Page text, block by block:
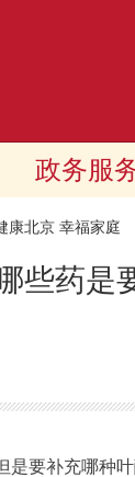
政务服
康北京 幸福家庭
些药是
要补充哪种叶